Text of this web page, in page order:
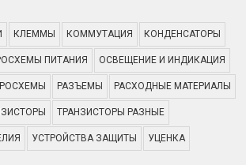
КЛЕММЫ КОММУТАЦИЯ КОНДЕНСАТОРЫ
ПИТАНИЯ ОСВЕЩЕНИЕ И ИНДИКАЦИЯ
РАЗЪЕМЫ РАСХОДНЫЕ МАТЕРИАЛЫ
ТРАНЗИСТОРЫ РАЗНЫЕ
УСТРОЙСТВА ЗАЩИТЫ УЦЕНКА